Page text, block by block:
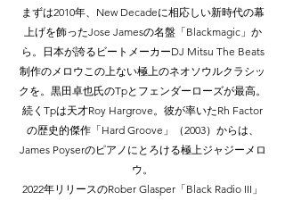
まずは2010年、New Decadeに相応しい新時代の幕
上げを飾ったJose Jamesの名盤「Blackmagic」か
ら。日本が誇るビートメーカーDJ Mitsu The Beats
制作のメロウこの上ない極上のネオソウルクラシッ
クを。黒田卓也氏のTpとフェンダーローズが最高。
続くTpは天才Roy Hargrove。彼が率いたRh Factor
の歴史的傑作「Hard Groove」（2003）からは、
James Poyserのピアノにとろける極上ジャジーメロ
ウ。
2022年リリースのRober Glasper「Black Radio III」